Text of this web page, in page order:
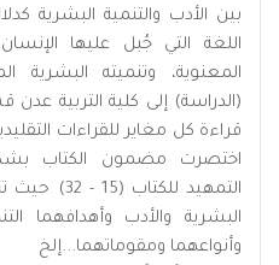
بين الأدب والتنمية البشرية
اللغة التي جُبل عليها
المعنوية، وتنميته البشرية
(الدراسة) إلى كلية التربية
قراءة كل مغاير للقراءات
اختصرت مضمون الكتاب
التمهيد
البشرية والأدب وأهدافهما
وأنواعهما ومقوماتهما...إلخ